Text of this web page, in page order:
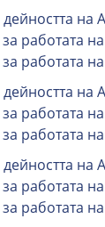
за работата
за работата
за работата
за работата
за работата
за работата